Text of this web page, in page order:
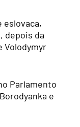
eslovaca,
depois da
Volodymyr
Parlamento
e